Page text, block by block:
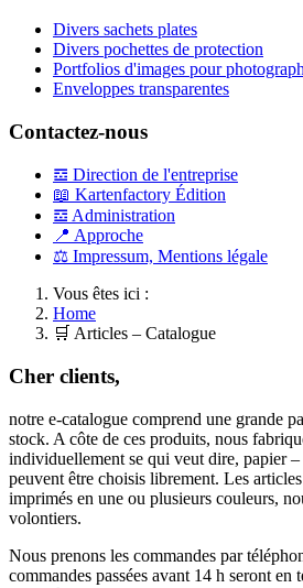
Divers sachets plates
Divers pochettes de protection
Portfolios d'images pour
Enveloppes transparentes
Contactez-nous
𝌕 Direction de l'entreprise
📖 Kartenfactory Édition
𝌕 Administration
📍 Approche
⚖ Impressum, Mentions légale
Vous êtes ici :
Home
🛒 Articles – Catalogue
Cher clients,
notre e-catalogue comprend une grande
stock. A côte de ces produits, nous
individuellement se qui veut dire, papier
peuvent être choisis librement. Les
imprimés en une ou plusieurs couleurs,
volontiers.
Nous prenons les commandes par
commandes passées avant 14 h seront en